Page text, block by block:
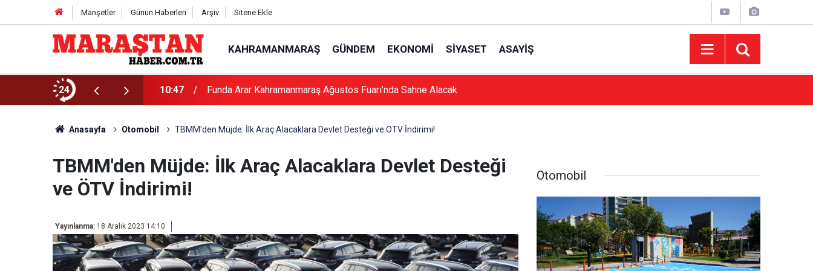
Manşetler Günün Haberleri Arşiv Sitene Ekle
KAHRAMANMARAŞ GÜNDEM EKONOMI SIYASET ASAYIŞ
24 10:47 Funda Arar Kahramanmaraş Ağustos Fuarı’nda Sahne Alacak
Anasayfa Otomobil TBMM'den Müjde: İlk Araç Alacaklara Devlet Desteği ve ÖTV İndirimi!
TBMM'den Müjde: İlk Araç Alacaklara Devlet Desteği
ve ÖTV İndirimi!
Yayınlanma: 18 Aralık 2023 14:10
Otomobil